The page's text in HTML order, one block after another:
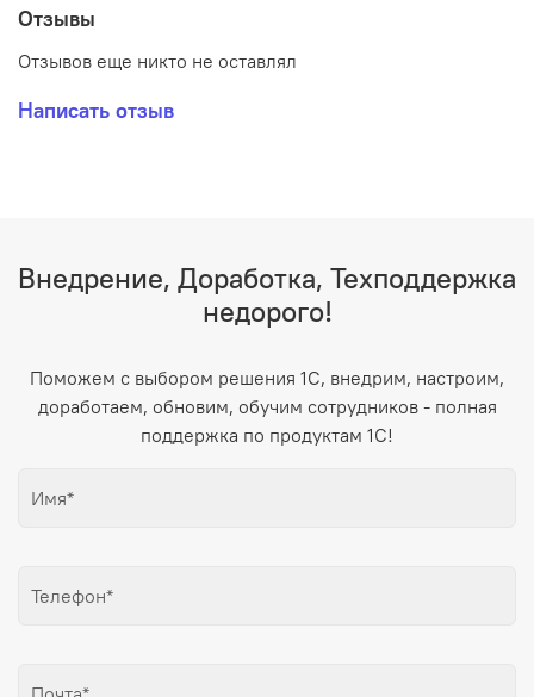
Отзывы
Отзывов еще никто не оставлял
Написать отзыв
Внедрение, Доработка, Техподдержка
недорого!
Поможем с выбором решения 1С, внедрим, настроим,
доработаем, обновим, обучим сотрудников - полная
поддержка по продуктам 1С!